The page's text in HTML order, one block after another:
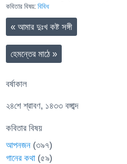
কবিতার বিষয়: বিবিধ
« আমার দুঃখ কষ্ট সঙ্গী
হেমন্তের মাঠে »
বর্ষাকাল
২৪শে শ্রাবণ, ১৪৩৩ বঙ্গাব্দ
কবিতার বিষয়
আপনজন (৩৯৭)
গানের কথা (৫৯)